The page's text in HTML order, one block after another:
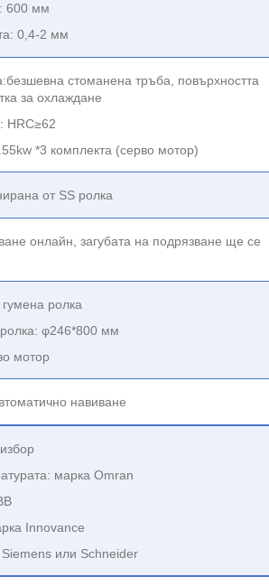
600 мм
0,4-2 мм
безшевна стоманена тръба, повърхността
за охлаждане
HRC≥62
*3 комплекта (серво мотор)
от SS ролка
онлайн, загубата на подрязване ще се
ролка
φ246*800 мм
мотор
навиване
марка Omran
Innovance
или Schneider